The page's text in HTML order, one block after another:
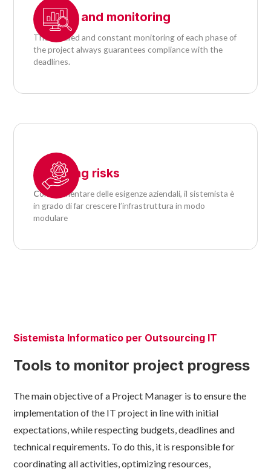
Control and monitoring
The detailed and constant monitoring of each phase of
the project always guarantees compliance with the
deadlines.
Reducing risks
Con l’aumentare delle esigenze aziendali, il sistemista è
in grado di far crescere l’infrastruttura in modo
modulare
Sistemista Informatico per Outsourcing IT
Tools to monitor project progress
The main objective of a Project Manager is to ensure the
implementation of the IT project in line with initial
expectations, while respecting budgets, deadlines and
technical requirements. To do this, it is responsible for
coordinating all activities, optimizing resources,